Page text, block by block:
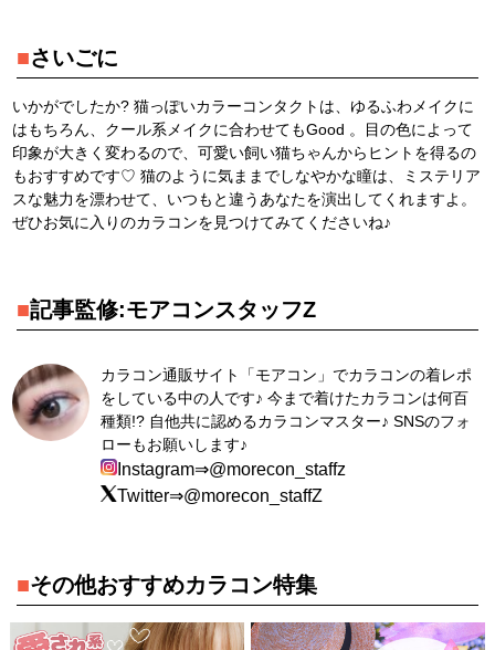
■さいごに
いかがでしたか? 猫っぽいカラーコンタクトは、ゆるふわメイクに
はもちろん、クール系メイクに合わせてもGood 。目の色によって
印象が大きく変わるので、可愛い飼い猫ちゃんからヒントを得るの
もおすすめです♡ 猫のように気ままでしなやかな瞳は、ミステリア
スな魅力を漂わせて、いつもと違うあなたを演出してくれますよ。
ぜひお気に入りのカラコンを見つけてみてくださいね♪
■記事監修:モアコンスタッフZ
カラコン通販サイト「モアコン」でカラコンの着レポ
をしている中の人です♪ 今まで着けたカラコンは何百
種類!? 自他共に認めるカラコンマスター♪ SNSのフォ
ローもお願いします♪
Instagram⇒@morecon_staffz
Twitter⇒@morecon_staffZ
■その他おすすめカラコン特集